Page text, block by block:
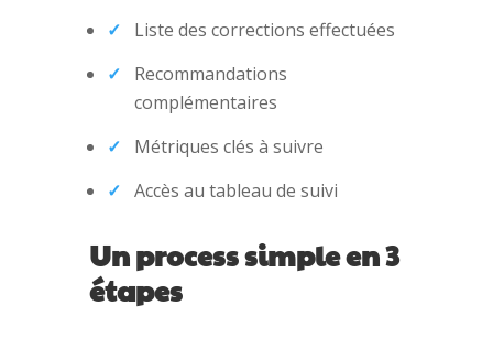
Liste des corrections effectuées
Recommandations
complémentaires
Métriques clés à suivre
Accès au tableau de suivi
Un process simple en 3
étapes